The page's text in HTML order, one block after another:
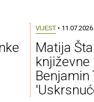
VIJEST• 11.07.2026.
Matija
književne
Benjamin